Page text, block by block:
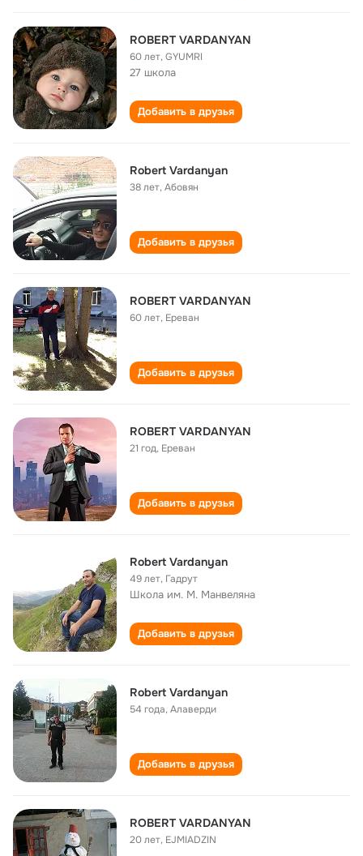
ROBERT VARDANYAN
60 лет,GYUMRI
27 школа
Добавить в друзья
Robert Vardanyan
38 лет,Абовян
Добавить в друзья
ROBERT VARDANYAN
60 лет, Ереван
Добавить в друзья
ROBERT VARDANYAN
21 год, Ереван
Добавить в друзья
Robert Vardanyan
49 лет, Гадрут
Школа им. М. Манвеляна
Добавить в друзья
Robert Vardanyan
54 года,Алаверди
Добавить в друзья
ROBERT VARDANYAN
20 лет, EJMIADZIN